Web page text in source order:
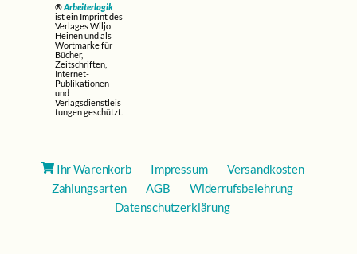
®Arbeiterlogik
ist ein Imprint des
Verlages Wiljo
Heinen und als
Wortmarke für
Bücher,
Zeitschriften,
Internet-
Publikationen
und
Verlagsdienstleis
tungen geschützt.
Ihr Warenkorb Impressum
Versandkosten
Zahlungsarten
AGB
Widerrufsbelehrung
Datenschutzerklärung